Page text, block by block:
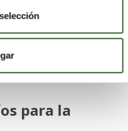
estos
urgente si
productivo
para la